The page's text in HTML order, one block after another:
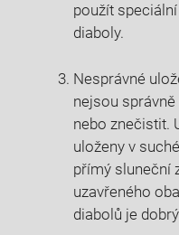
použít
diaboly.
Nesprávné
nejsou
nebo znečistit.
uloženy v
přímý sluneční
uzavřeného
diabolů je